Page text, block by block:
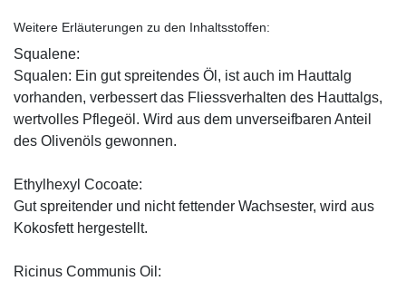
Weitere Erläuterungen zu den Inhaltsstoffen:
Squalene:
Squalen: Ein gut spreitendes Öl, ist auch im Hauttalg
vorhanden, verbessert das Fliessverhalten des Hauttalgs,
wertvolles Pflegeöl. Wird aus dem unverseifbaren Anteil
des Olivenöls gewonnen.
Ethylhexyl Cocoate:
Gut spreitender und nicht fettender Wachsester, wird aus
Kokosfett hergestellt.
Ricinus Communis Oil: